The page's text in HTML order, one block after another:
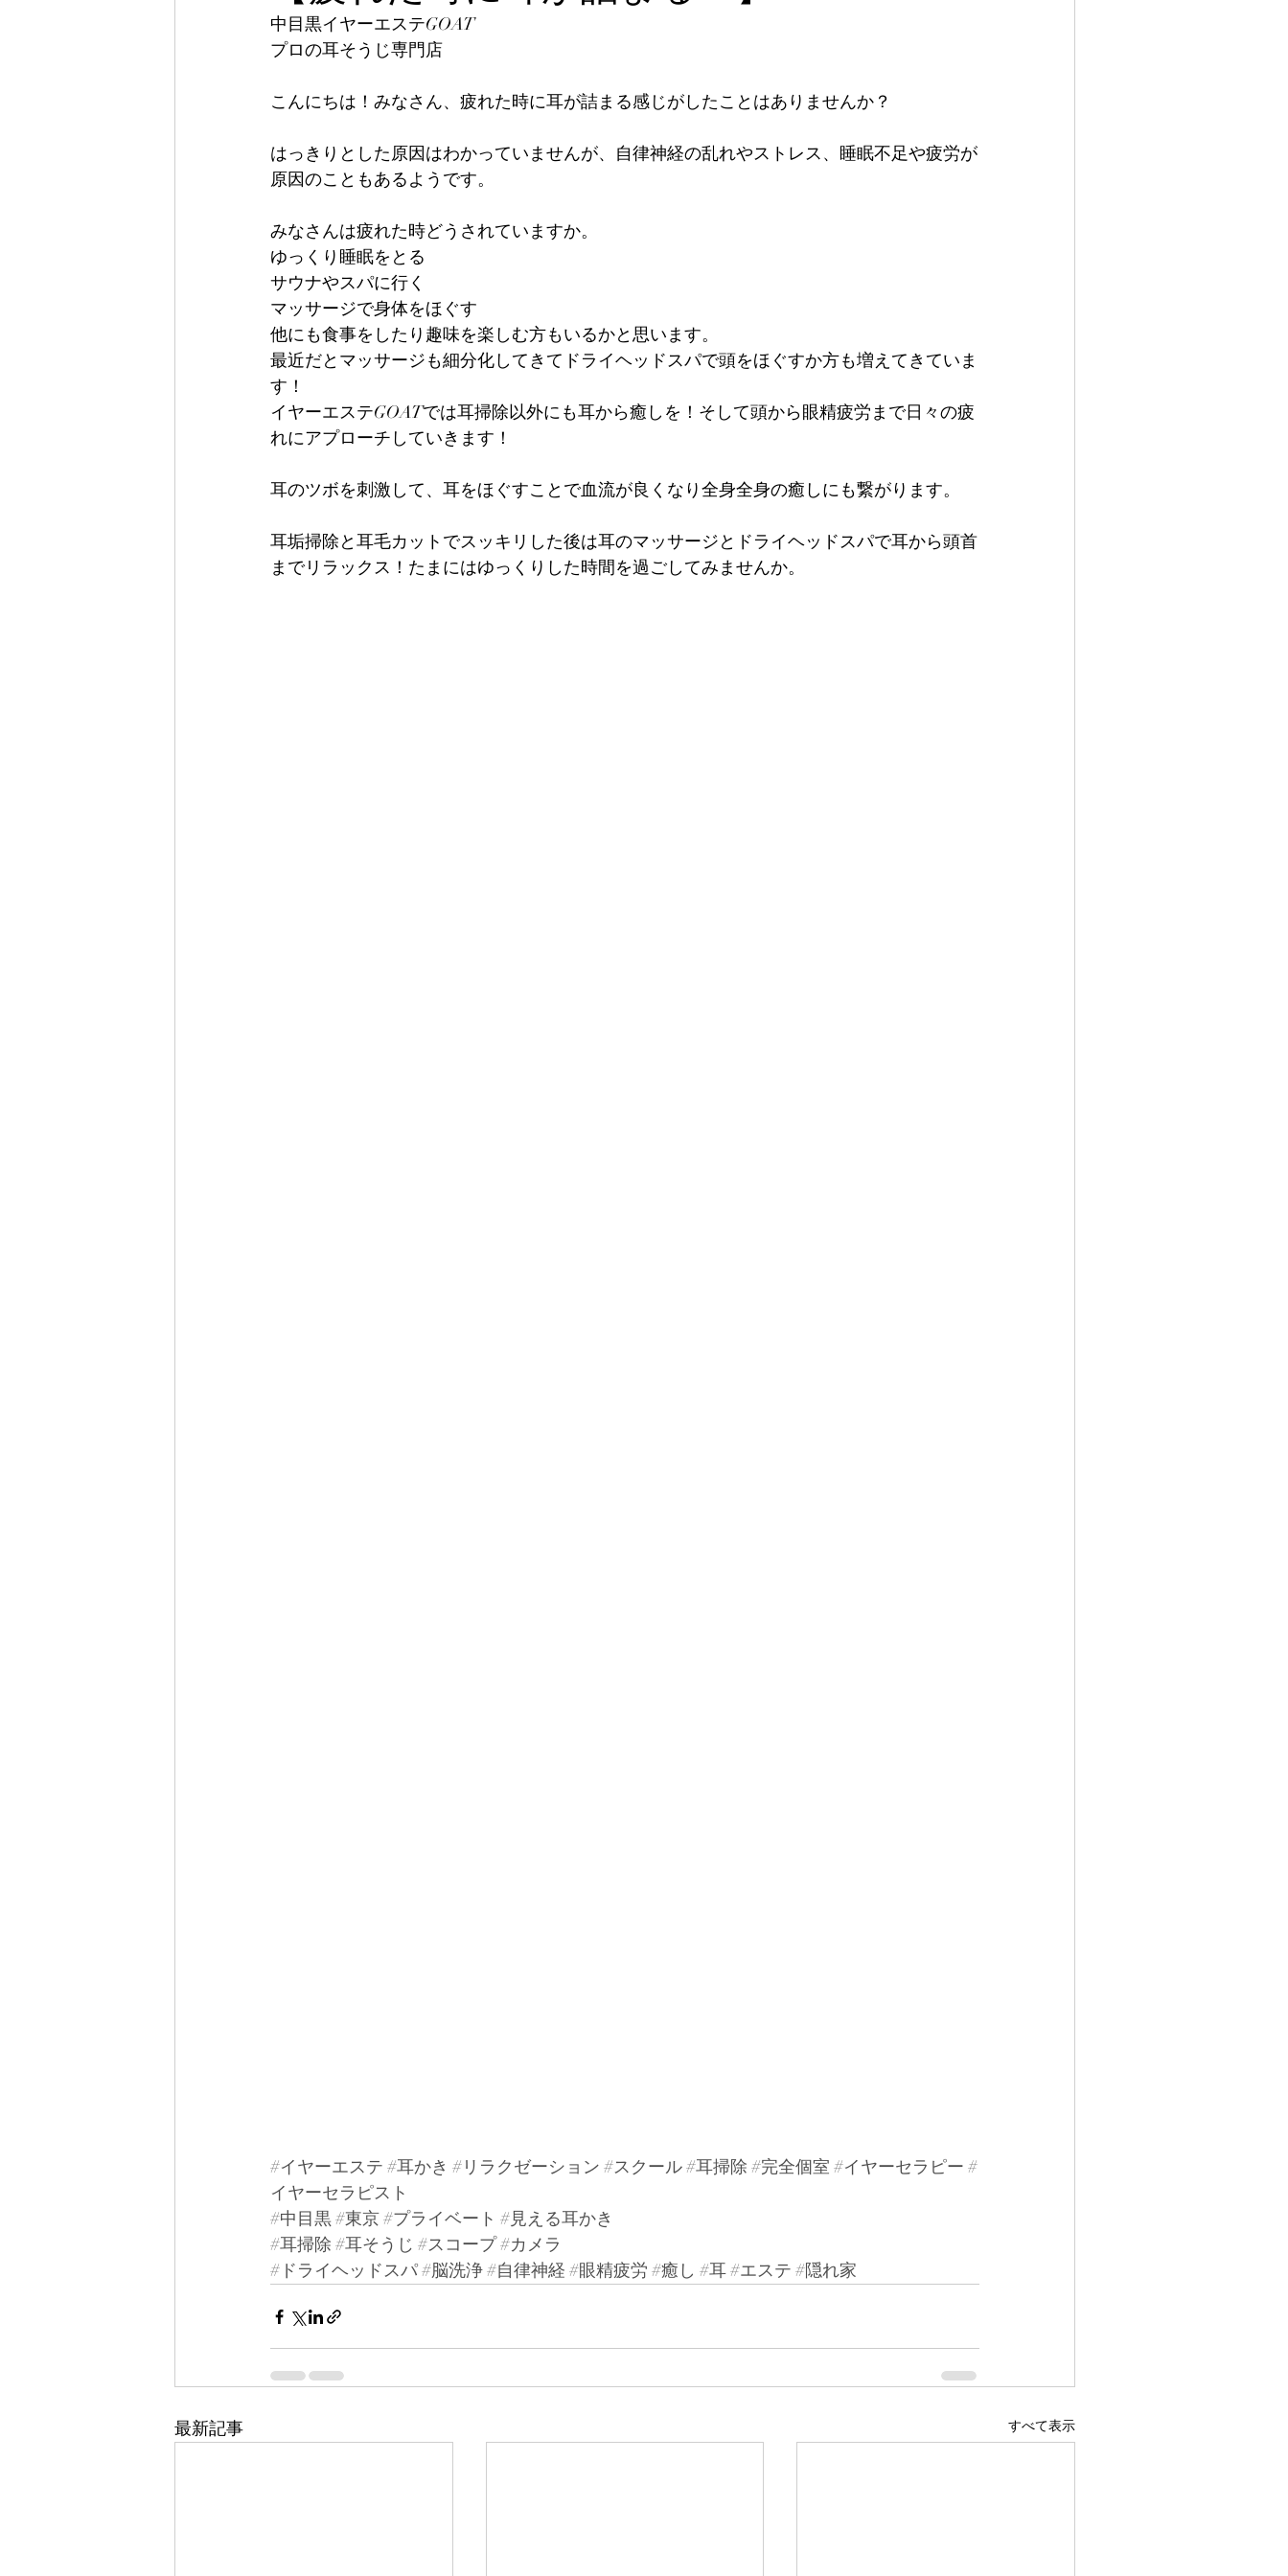
中目黒イヤーエステGOAT
プロの耳そうじ専門店
こんにちは！みなさん、疲れた時に耳が詰まる感じがしたことはありませんか？
はっきりとした原因はわかっていませんが、自律神経の乱れやストレス、睡眠不足や疲労が
原因のこともあるようです。
みなさんは疲れた時どうされていますか。
ゆっくり睡眠をとる
サウナやスパに行く
マッサージで身体をほぐす
他にも食事をしたり趣味を楽しむ方もいるかと思います。
最近だとマッサージも細分化してきてドライヘッドスパで頭をほぐすか方も増えてきていま
す！
イヤーエステGOATでは耳掃除以外にも耳から癒しを！そして頭から眼精疲労まで日々の疲
れにアプローチしていきます！
耳のツボを刺激して、耳をほぐすことで血流が良くなり全身全身の癒しにも繋がります。
耳垢掃除と耳毛カットでスッキリした後は耳のマッサージとドライヘッドスパで耳から頭首
までリラックス！たまにはゆっくりした時間を過ごしてみませんか。
#イヤーエステ #耳かき #リラクゼーション #スクール#耳掃除 #完全個室 #イヤーセラピー #
イヤーセラピスト
#中目黒#東京#プライベート #見える耳かき
#耳掃除 #耳そうじ #スコープ#カメラ
#ドライヘッドスパ#脳洗浄#自律神経 #眼精疲労 #癒し #耳#エステ #隠れ家
最新記事 すべて表示